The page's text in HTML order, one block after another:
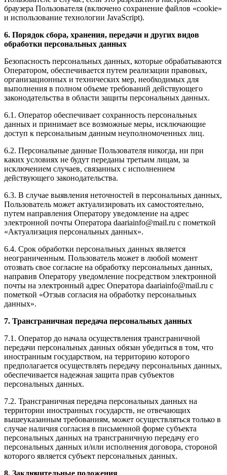
браузера Пользователя (включено сохранение файлов «cookie»
и использование технологии JavaScript).
6. Порядок сбора, хранения, передачи и других видов
обработки персональных данных
Безопасность персональных данных, которые обрабатываются
Оператором, обеспечивается путем реализации правовых,
организационных и технических мер, необходимых для
выполнения в полном объеме требований действующего
законодательства в области защиты персональных данных.
6.1. Оператор обеспечивает сохранность персональных
данных и принимает все возможные меры, исключающие
доступ к персональным данным неуполномоченных лиц.
6.2. Персональные данные Пользователя никогда, ни при
каких условиях не будут переданы третьим лицам, за
исключением случаев, связанных с исполнением
действующего законодательства.
6.3. В случае выявления неточностей в персональных данных,
Пользователь может актуализировать их самостоятельно,
путем направления Оператору уведомление на адрес
электронной почты Оператора daariainfo@mail.ru с пометкой
«Актуализация персональных данных».
6.4. Срок обработки персональных данных является
неограниченным. Пользователь может в любой момент
отозвать свое согласие на обработку персональных данных,
направив Оператору уведомление посредством электронной
почты на электронный адрес Оператора daariainfo@mail.ru с
пометкой «Отзыв согласия на обработку персональных
данных».
7. Трансграничная передача персональных данных
7.1. Оператор до начала осуществления трансграничной
передачи персональных данных обязан убедиться в том, что
иностранным государством, на территорию которого
предполагается осуществлять передачу персональных данных,
обеспечивается надежная защита прав субъектов
персональных данных.
7.2. Трансграничная передача персональных данных на
территории иностранных государств, не отвечающих
вышеуказанным требованиям, может осуществляться только в
случае наличия согласия в письменной форме субъекта
персональных данных на трансграничную передачу его
персональных данных и/или исполнения договора, стороной
которого является субъект персональных данных.